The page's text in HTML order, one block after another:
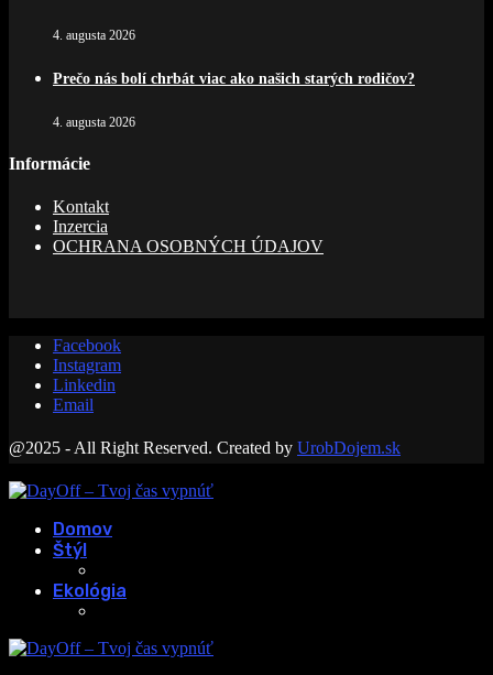
4. augusta 2026
Prečo nás bolí chrbát viac ako našich starých rodičov?
4. augusta 2026
Informácie
Kontakt
Inzercia
OCHRANA OSOBNÝCH ÚDAJOV
Facebook
Instagram
Linkedin
Email
@2025 - All Right Reserved. Created by UrobDojem.sk
Domov
Štýl
Ekológia